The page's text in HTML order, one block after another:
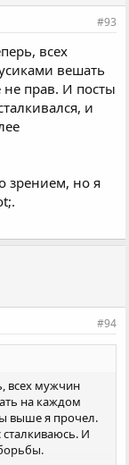
#93
всех
вешать
не прав. И посты
и
зрением, но я
#94
всех мужчин
на каждом
выше я прочел.
сталкиваюсь. И